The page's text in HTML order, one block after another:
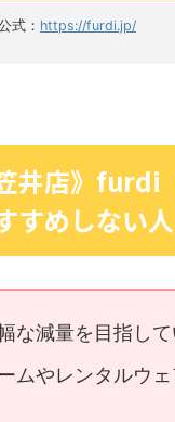
式： https://furdi.jp/
井店》furdi
すめしない人
な減量を目指して
ムやレンタルウ